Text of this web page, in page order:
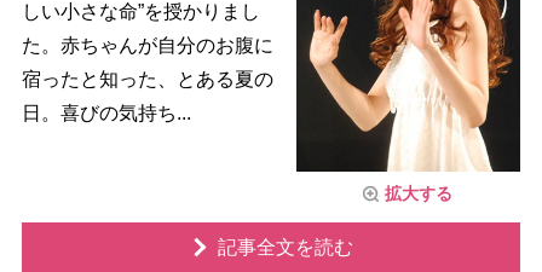
拡大する
しい小さな命”を授かりまし
た。赤ちゃんが自分のお腹に
宿ったと知った、とある夏の
日。喜びの気持ち...
記事全文を読む